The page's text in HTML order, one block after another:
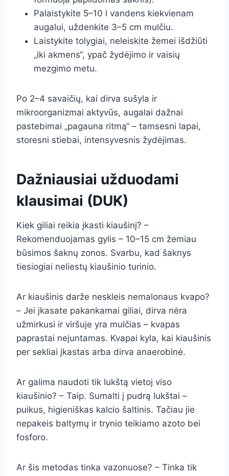
Palaistykite 5–10 l vandens kiekvienam
augalui, uždenkite 3–5 cm mulčiu.
Laistykite tolygiai, neleiskite žemei išdžiūti
„iki akmens“, ypač žydėjimo ir vaisių
mezgimo metu.
Po 2–4 savaičių, kai dirva sušyla ir
mikroorganizmai aktyvūs, augalai dažnai
pastebimai „pagauna ritmą“ – tamsesni lapai,
storesni stiebai, intensyvesnis žydėjimas.
Dažniausiai užduodami
klausimai (DUK)
Kiek giliai reikia įkasti kiaušinį? –
Rekomenduojamas gylis – 10–15 cm žemiau
būsimos šaknų zonos. Svarbu, kad šaknys
tiesiogiai neliestų kiaušinio turinio.
Ar kiaušinis darže neskleis nemalonaus kvapo?
– Jei įkasate pakankamai giliai, dirva nėra
užmirkusi ir viršuje yra mulčias – kvapas
paprastai nejuntamas. Kvapai kyla, kai kiaušinis
per sekliai įkastas arba dirva anaerobinė.
Ar galima naudoti tik lukštą vietoj viso
kiaušinio? – Taip. Sumalti į pudrą lukštai –
puikus, higieniškas kalcio šaltinis. Tačiau jie
nepakeis baltymų ir trynio teikiamo azoto bei
fosforo.
Ar šis metodas tinka vazonuose? – Tinka tik